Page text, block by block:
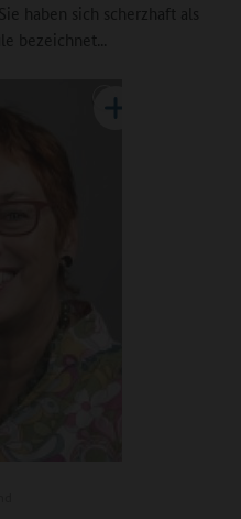
haben sich scherzhaft als
bezeichnet...